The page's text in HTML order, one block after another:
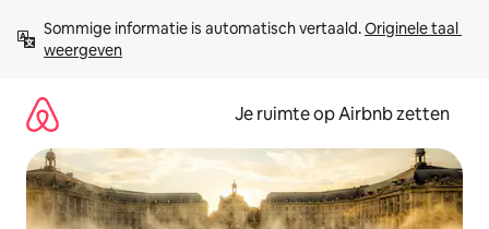
direct
naar
Sommige informatie is automatisch vertaald. Originele taal
weergeven
Je ruimte op Airbnb zetten